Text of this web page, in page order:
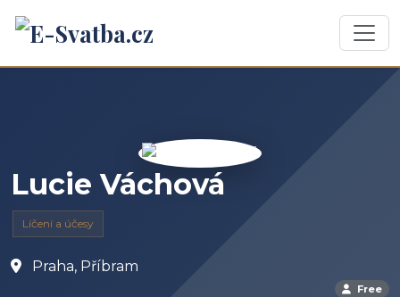
Lucie Váchová
Líčení a účesy
Praha, Příbram
Free